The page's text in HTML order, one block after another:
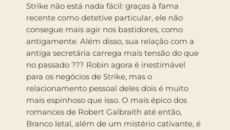
Strike não está nada fácil: graças à fama
recente como detetive particular, ele não
consegue mais agir nos bastidores, como
antigamente. Além disso, sua relação com a
antiga secretária carrega mais tensão do que
no passado ??? Robin agora é inestimável
para os negócios de Strike, mas o
relacionamento pessoal deles dois é muito
mais espinhoso que isso. O mais épico dos
romances de Robert Galbraith até então,
Branco letal, além de um mistério cativante, é